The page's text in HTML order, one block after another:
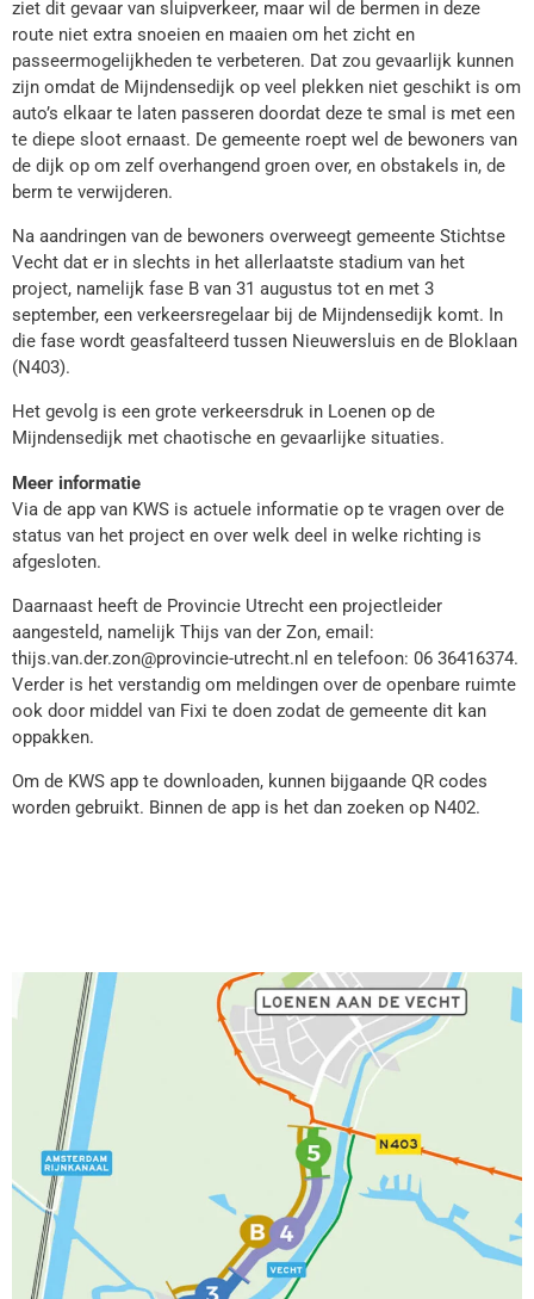
ziet dit gevaar van sluipverkeer, maar wil de bermen in deze
route niet extra snoeien en maaien om het zicht en
passeermogelijkheden te verbeteren. Dat zou gevaarlijk kunnen
zijn omdat de Mijndensedijk op veel plekken niet geschikt is om
auto’s elkaar te laten passeren doordat deze te smal is met een
te diepe sloot ernaast. De gemeente roept wel de bewoners van
de dijk op om zelf overhangend groen over, en obstakels in, de
berm te verwijderen.
Na aandringen van de bewoners overweegt gemeente Stichtse
Vecht dat er in slechts in het allerlaatste stadium van het
project, namelijk fase B van 31 augustus tot en met 3
september, een verkeersregelaar bij de Mijndensedijk komt. In
die fase wordt geasfalteerd tussen Nieuwersluis en de Bloklaan
(N403).
Het gevolg is een grote verkeersdruk in Loenen op de
Mijndensedijk met chaotische en gevaarlijke situaties.
Meer informatie
Via de app van KWS is actuele informatie op te vragen over de
status van het project en over welk deel in welke richting is
afgesloten.
Daarnaast heeft de Provincie Utrecht een projectleider
aangesteld, namelijk Thijs van der Zon, email:
thijs.van.der.zon@provincie-utrecht.nl en telefoon: 06 36416374.
Verder is het verstandig om meldingen over de openbare ruimte
ook door middel van Fixi te doen zodat de gemeente dit kan
oppakken.
Om de KWS app te downloaden, kunnen bijgaande QR codes
worden gebruikt. Binnen de app is het dan zoeken op N402.